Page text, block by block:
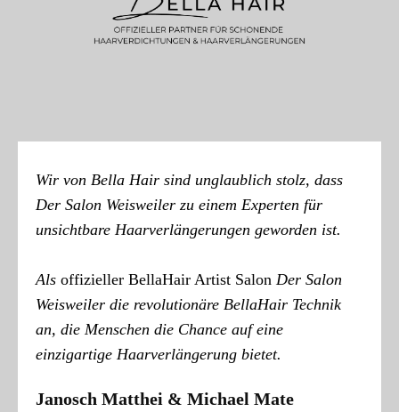
Wir von Bella Hair sind unglaublich stolz, dass
Der Salon Weisweiler zu einem Experten für
unsichtbare Haarverlängerungen geworden ist.
Als offizieller BellaHair Artist Salon Der Salon
Weisweiler die revolutionäre BellaHair Technik
an, die Menschen die Chance auf eine
einzigartige Haarverlängerung bietet.
Janosch Matthei & Michael Mate